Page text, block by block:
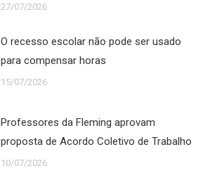
27/07/2026
O recesso escolar não pode ser usado
para compensar horas
15/07/2026
Professores da Fleming aprovam
proposta de Acordo Coletivo de Trabalho
10/07/2026